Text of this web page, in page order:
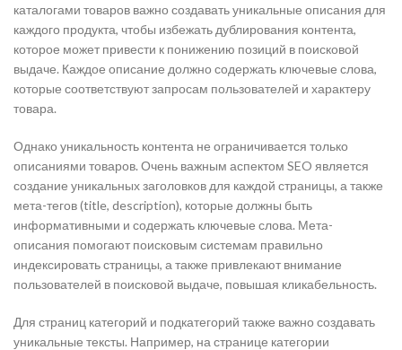
каталогами товаров важно создавать уникальные описания для
каждого продукта, чтобы избежать дублирования контента,
которое может привести к понижению позиций в поисковой
выдаче. Каждое описание должно содержать ключевые слова,
которые соответствуют запросам пользователей и характеру
товара.
Однако уникальность контента не ограничивается только
описаниями товаров. Очень важным аспектом SEO является
создание уникальных заголовков для каждой страницы, а также
мета-тегов (title, description), которые должны быть
информативными и содержать ключевые слова. Мета-
описания помогают поисковым системам правильно
индексировать страницы, а также привлекают внимание
пользователей в поисковой выдаче, повышая кликабельность.
Для страниц категорий и подкатегорий также важно создавать
уникальные тексты. Например, на странице категории